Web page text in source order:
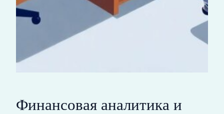
Финансовая аналитика и